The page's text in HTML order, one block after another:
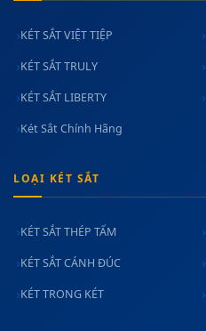
KÉT SẮT VIỆT TIỆP
KÉT SẮT TRULY
KÉT SẮT LIBERTY
Két Sắt Chính Hãng
LOẠI KÉT SẮT
KÉT SẮT THÉP TẤM
KÉT SẮT CÁNH ĐÚC
KÉT TRONG KÉT